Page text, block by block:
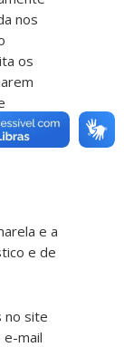
nos
os
as
e a
e de
no site
mail